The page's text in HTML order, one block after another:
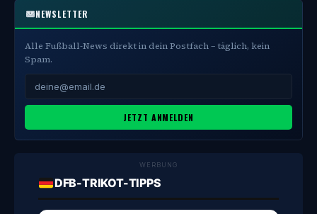
NEWSLETTER
Alle Fußball-News direkt in dein Postfach – täglich, kein
Spam.
JETZT ANMELDEN
WERBUNG
DFB-TRIKOT-TIPPS